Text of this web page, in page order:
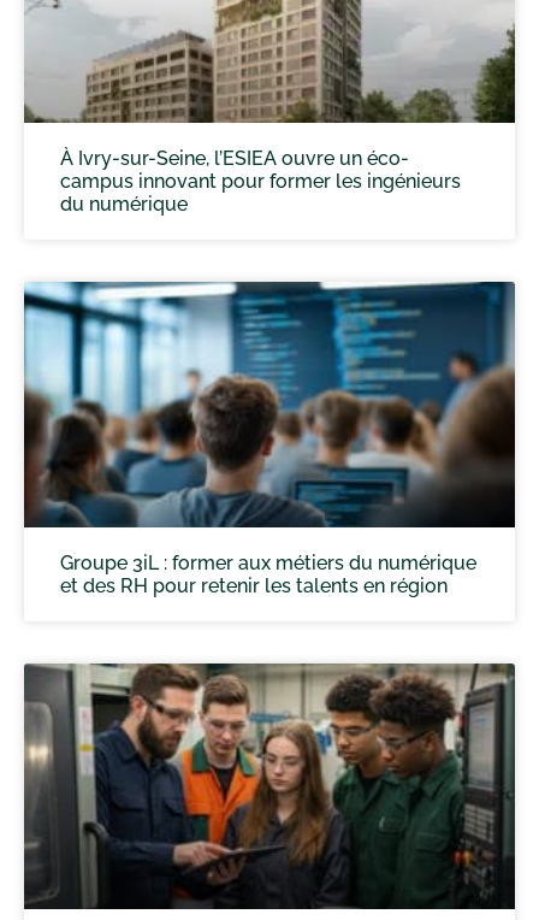
À Ivry-sur-Seine, l’ESIEA ouvre un éco-
campus innovant pour former les ingénieurs
du numérique
Groupe 3iL : former aux métiers du numérique
et des RH pour retenir les talents en région